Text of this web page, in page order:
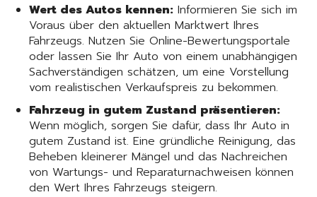
Wert des Autos kennen: Informieren Sie sich im
Voraus über den aktuellen Marktwert Ihres
Fahrzeugs. Nutzen Sie Online-Bewertungsportale
oder lassen Sie Ihr Auto von einem unabhängigen
Sachverständigen schätzen, um eine Vorstellung
vom realistischen Verkaufspreis zu bekommen.
Fahrzeug in gutem Zustand präsentieren:
Wenn möglich, sorgen Sie dafür, dass Ihr Auto in
gutem Zustand ist. Eine gründliche Reinigung, das
Beheben kleinerer Mängel und das Nachreichen
von Wartungs- und Reparaturnachweisen können
den Wert Ihres Fahrzeugs steigern.